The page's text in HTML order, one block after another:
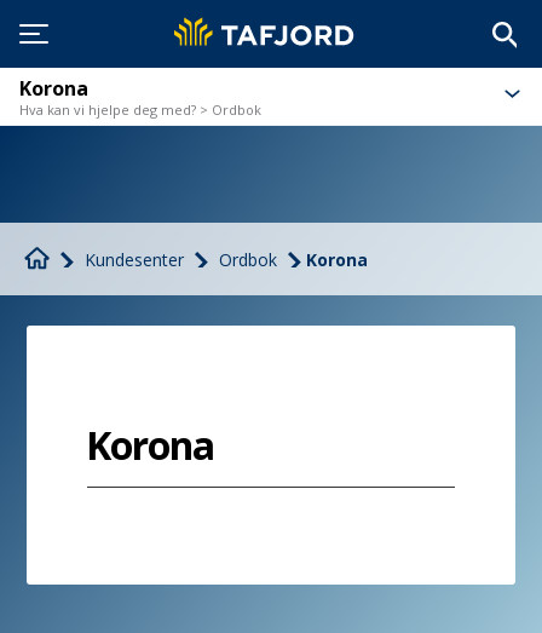
Korona
Hva kan vi hjelpe deg med? > Ordbok
Kundesenter Ordbok Korona
Korona